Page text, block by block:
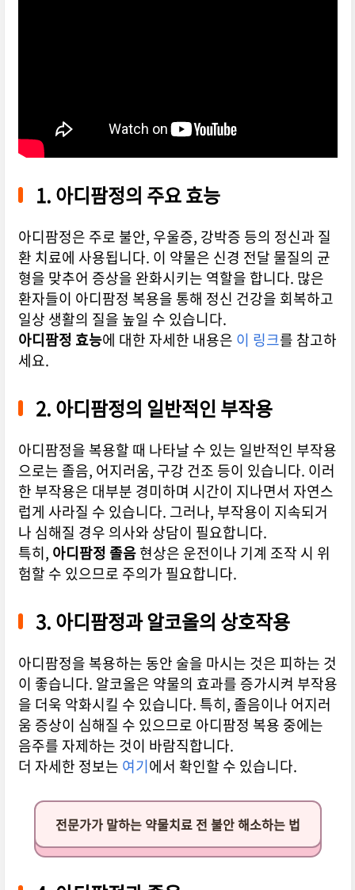
1. 아디팜정의 주요 효능
아디팜정은 주로 불안, 우울증, 강박증 등의 정신과 질
환 치료에 사용됩니다. 이 약물은 신경 전달 물질의 균
형을 맞추어 증상을 완화시키는 역할을 합니다. 많은
환자들이 아디팜정 복용을 통해 정신 건강을 회복하고
일상 생활의 질을 높일 수 있습니다.
아디팜정 효능에 대한 자세한 내용은 이 링크를 참고하
세요.
2. 아디팜정의 일반적인 부작용
아디팜정을 복용할 때 나타날 수 있는 일반적인 부작용
으로는 졸음, 어지러움, 구강 건조 등이 있습니다. 이러
한 부작용은 대부분 경미하며 시간이 지나면서 자연스
럽게 사라질 수 있습니다. 그러나, 부작용이 지속되거
나 심해질 경우 의사와 상담이 필요합니다.
특히, 아디팜정 졸음현상은 운전이나 기계 조작 시 위
험할 수 있으므로 주의가 필요합니다.
3. 아디팜정과 알코올의 상호작용
아디팜정을 복용하는 동안 술을 마시는 것은 피하는 것
이 좋습니다. 알코올은 약물의 효과를 증가시켜 부작용
을 더욱 악화시킬 수 있습니다. 특히, 졸음이나 어지러
움 증상이 심해질 수 있으므로 아디팜정 복용 중에는
음주를 자제하는 것이 바람직합니다.
더 자세한 정보는 여기에서 확인할 수 있습니다.
전문가가 말하는 약물치료 전 불안 해소하는 법